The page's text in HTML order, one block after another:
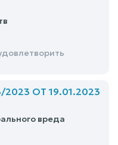
ОТ 19.01.2023
вреда